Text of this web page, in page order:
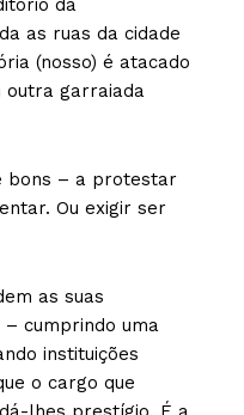
da
as ruas da cidade
(nosso) é atacado
garraiada
bons – a protestar
Ou exigir ser
as suas
cumprindo uma
instituições
o cargo que